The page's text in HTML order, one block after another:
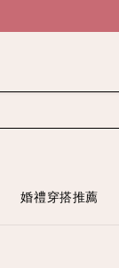
婚禮穿搭推薦